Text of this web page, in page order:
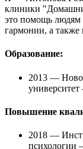
клиники
это помощь людям
гармонии, а также
Образование:
2013 —
Повышение
2018 —
психологии